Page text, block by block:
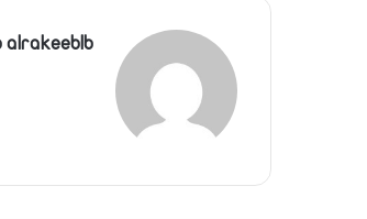
ا
alrakeeblb